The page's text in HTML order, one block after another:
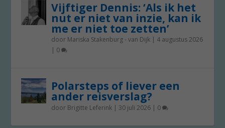
Vijftiger Dennis: ‘Als ik het
nut er niet van inzie, kan ik
me er niet toe zetten’
door Mariska Stakenburg - van Dijk | 4 augustus 2026
| 0
Polarsteps of liever een
ander reisverslag?
door Brigitte Leferink | 30 juli 2026 | 0